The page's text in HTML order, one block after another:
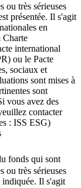
ou très sérieuses
présentée. Il s'agit
en
Charte
international
ou le Pacte
sociaux et
sont mises à
sont
vous avez des
contacter
: ISS ESG)
fonds qui sont
ou très sérieuses
indiquée. Il s'agit